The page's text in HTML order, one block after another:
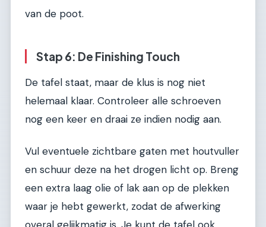
van de poot.
Stap 6: De Finishing Touch
De tafel staat, maar de klus is nog niet
helemaal klaar. Controleer alle schroeven
nog een keer en draai ze indien nodig aan.
Vul eventuele zichtbare gaten met houtvuller
en schuur deze na het drogen licht op. Breng
een extra laag olie of lak aan op de plekken
waar je hebt gewerkt, zodat de afwerking
overal gelijkmatig is. Je kunt de tafel ook